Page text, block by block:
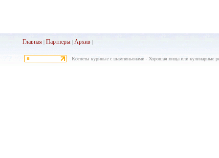
Главная |Партнеры |Архив |
Котлеты куриные с шампиньонами - Хорошая пища или кулинарные